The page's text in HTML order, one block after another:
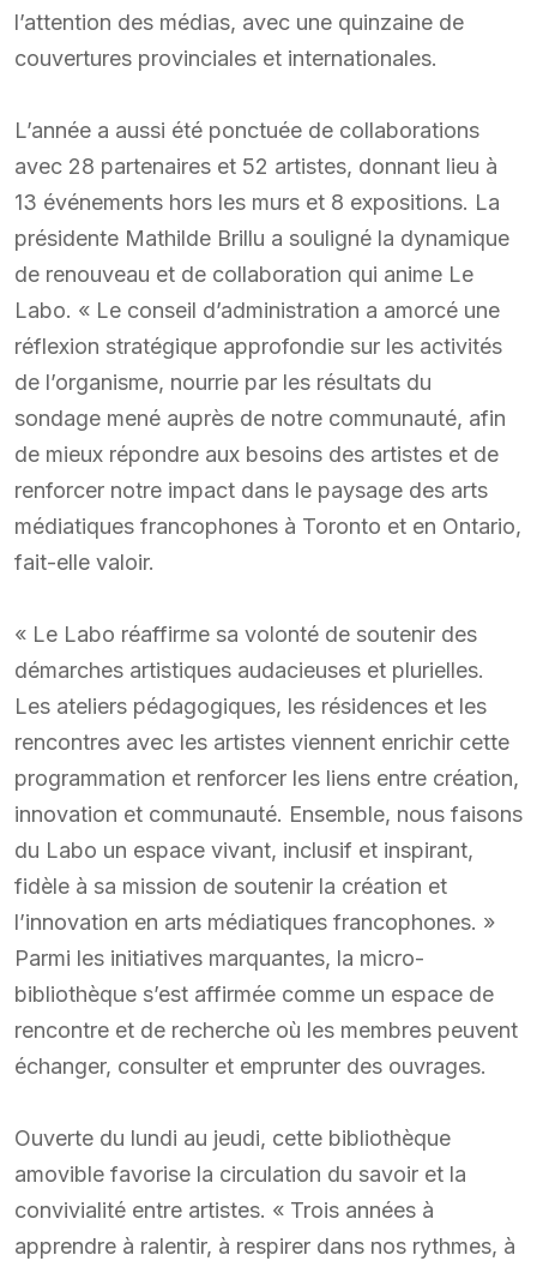
l’attention des médias, avec une quinzaine de
couvertures provinciales et internationales.
L’année a aussi été ponctuée de collaborations
avec 28 partenaires et 52 artistes, donnant lieu à
13 événements hors les murs et 8 expositions. La
présidente Mathilde Brillu a souligné la dynamique
de renouveau et de collaboration qui anime Le
Labo. « Le conseil d’administration a amorcé une
réflexion stratégique approfondie sur les activités
de l’organisme, nourrie par les résultats du
sondage mené auprès de notre communauté, afin
de mieux répondre aux besoins des artistes et de
renforcer notre impact dans le paysage des arts
médiatiques francophones à Toronto et en Ontario,
fait-elle valoir.
« Le Labo réaffirme sa volonté de soutenir des
démarches artistiques audacieuses et plurielles.
Les ateliers pédagogiques, les résidences et les
rencontres avec les artistes viennent enrichir cette
programmation et renforcer les liens entre création,
innovation et communauté. Ensemble, nous faisons
du Labo un espace vivant, inclusif et inspirant,
fidèle à sa mission de soutenir la création et
l’innovation en arts médiatiques francophones. »
Parmi les initiatives marquantes, la micro-
bibliothèque s’est affirmée comme un espace de
rencontre et de recherche où les membres peuvent
échanger, consulter et emprunter des ouvrages.
Ouverte du lundi au jeudi, cette bibliothèque
amovible favorise la circulation du savoir et la
convivialité entre artistes. « Trois années à
apprendre à ralentir, à respirer dans nos rythmes, à